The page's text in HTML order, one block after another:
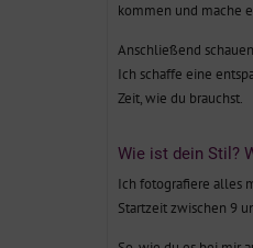
kommen und mache
Anschließend
Ich schaffe eine
Zeit, wie du brauchst.
Wie ist dein Stil?
Ich fotografiere alles
Startzeit zwischen 9